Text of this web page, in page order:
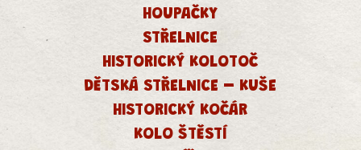
HOUPAČKY
STŘELNICE
HISTORICKÝ KOLOTOČ
DĚTSKÁ STŘELNICE – KUŠE
HISTORICKÝ KOČÁR
KOLO ŠTĚSTÍ